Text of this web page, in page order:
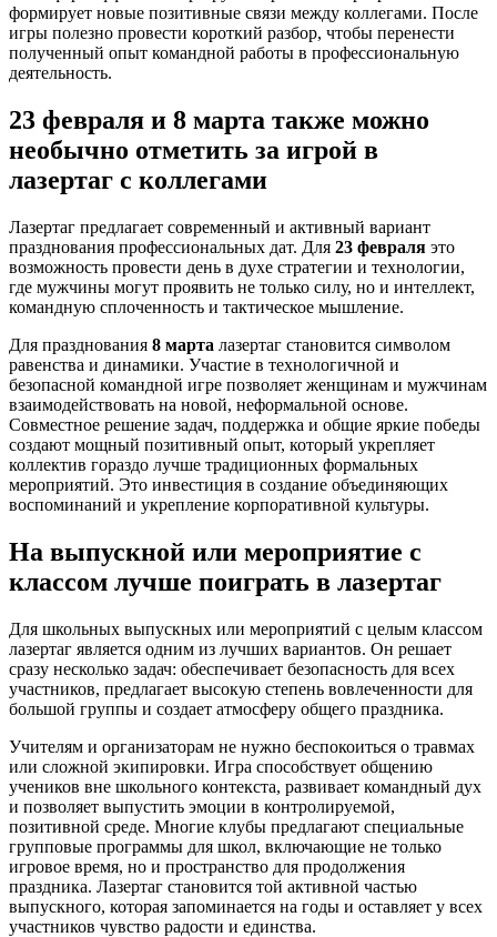
формирует новые позитивные связи между коллегами. После
игры полезно провести короткий разбор, чтобы перенести
полученный опыт командной работы в профессиональную
деятельность.
23 февраля и 8 марта также можно
необычно отметить за игрой в
лазертаг с коллегами
Лазертаг предлагает современный и активный вариант
празднования профессиональных дат. Для 23 февраля это
возможность провести день в духе стратегии и технологии,
где мужчины могут проявить не только силу, но и интеллект,
командную сплоченность и тактическое мышление.
Для празднования 8 марта лазертаг становится символом
равенства и динамики. Участие в технологичной и
безопасной командной игре позволяет женщинам и мужчинам
взаимодействовать на новой, неформальной основе.
Совместное решение задач, поддержка и общие яркие победы
создают мощный позитивный опыт, который укрепляет
коллектив гораздо лучше традиционных формальных
мероприятий. Это инвестиция в создание объединяющих
воспоминаний и укрепление корпоративной культуры.
На выпускной или мероприятие с
классом лучше поиграть в лазертаг
Для школьных выпускных или мероприятий с целым классом
лазертаг является одним из лучших вариантов. Он решает
сразу несколько задач: обеспечивает безопасность для всех
участников, предлагает высокую степень вовлеченности для
большой группы и создает атмосферу общего праздника.
Учителям и организаторам не нужно беспокоиться о травмах
или сложной экипировки. Игра способствует общению
учеников вне школьного контекста, развивает командный дух
и позволяет выпустить эмоции в контролируемой,
позитивной среде. Многие клубы предлагают специальные
групповые программы для школ, включающие не только
игровое время, но и пространство для продолжения
праздника. Лазертаг становится той активной частью
выпускного, которая запоминается на годы и оставляет у всех
участников чувство радости и единства.